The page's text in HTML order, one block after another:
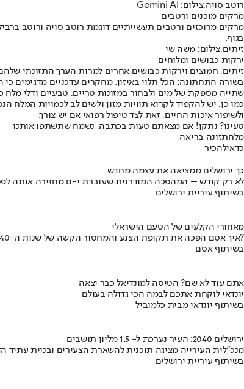
רוטב סויה,צילום: Gemini AI
מרקים מוכנים ורטבים
מרקים מרוכזים ורטבים תעשייתיים דוגמת רוטב סויה ורוטב
בגוף.
זיתים,צילום: משה שי
ירקות כבושים ומלוחים
זיתים, חמוצים וירקות כבושים אחרים למרות הערך התזונתי
בשורה התחתונה: הכל תלוי באיזון. מחקרים עדכניים
שתייה מספקת של מים ולבחור במזונות טריים, טבעיים ודלי מלח
כמו כן, יש להקפיד לקרוא תוויות מזון ולשים לב לכמויות המלח
ולשיפור איכות החיים, זאת לצד טיפול רפואי אם יש צורך.
טעינו? נתקן! אם מצאתם טעות בכתבה, נשמח שתשתפו אותנו
מלחתזונה בריאה
כדאילהכיר
כך ירושלים ממציאה את עצמה מחדש
לא רק קודש – המהפכה המודרנית שעוברת י-ם מחזירה אותה
בשיתוף עיריית ירושלים
מאחורי הקלעים של הטעם הישראלי
איך אסם הפכה את תקופת הצנע והמחסור הקשה של שנות ה-40 למותג לאומי?
בשיתוף אסם
אתם עוד לא שם? הטיסה למונדיאל כבר יצאה
יונדאי לוקחת אתכם לבמה הכי גדולה בעולם
בשיתוף יונדאי מבית כלמוביל
ירושלים 2040: העיר נערכת ל- 1.5 מליון תושבים
מנכ"לית העירייה מציגה תוכנית להשארת הצעירים ובניית עתיד
בשיתוף עיריית ירושלים